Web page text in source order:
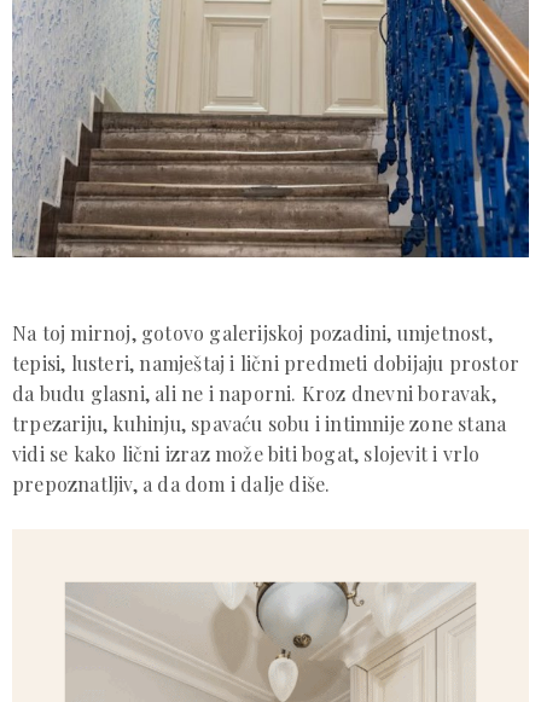
Na toj mirnoj, gotovo galerijskoj pozadini, umjetnost,
tepisi, lusteri, namještaj i lični predmeti dobijaju prostor
da budu glasni, ali ne i naporni. Kroz dnevni boravak,
trpezariju, kuhinju, spavaću sobu i intimnije zone stana
vidi se kako lični izraz može biti bogat, slojevit i vrlo
prepoznatljiv, a da dom i dalje diše.